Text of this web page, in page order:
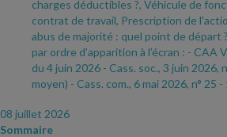
charges déductibles ?, Véhicule de
contrat de travail, Prescription de
abus de majorité : quel point de départ
par ordre d’apparition à l’écran : - CAA
du 4 juin 2026 - Cass. soc., 3 juin 2026,
moyen) - Cass. com., 6 mai 2026, n° 25 -
08 juillet 2026
Sommaire